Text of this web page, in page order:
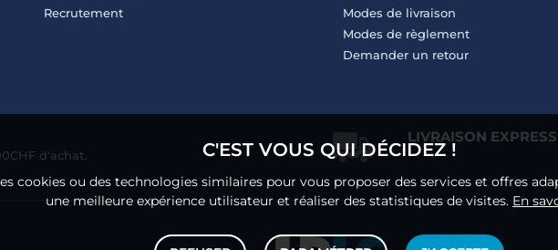
Recrutement
Modes de livraison
Modes de règlement
Demander un retour
d'achat.
LIVRAISON EXPRESS
C'EST VOUS QUI DÉCIDEZ !
cookies ou des technologies similaires pour vous proposer des services et offres
une meilleure expérience utilisateur et réaliser des statistiques de visites. En